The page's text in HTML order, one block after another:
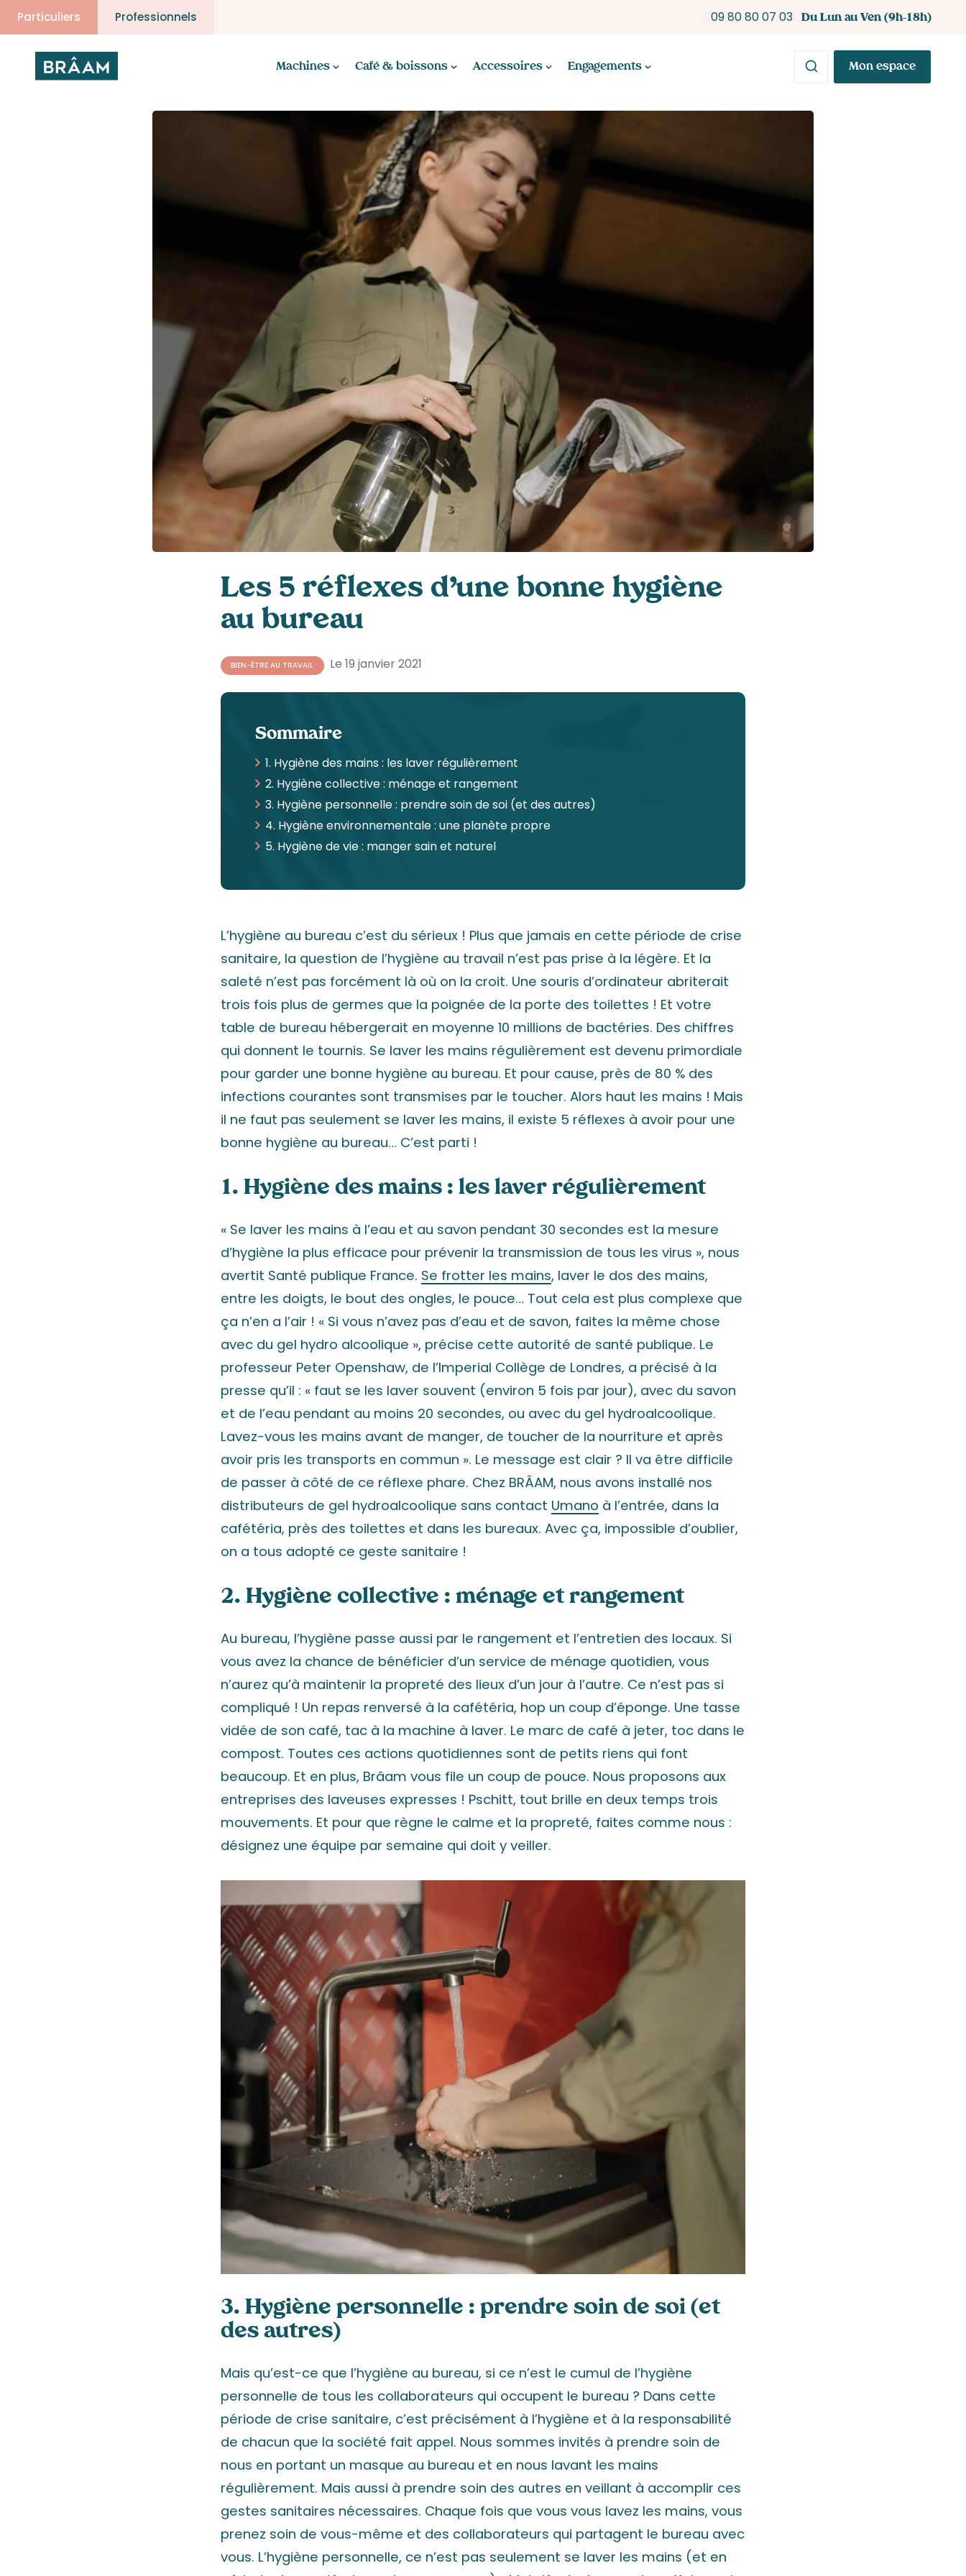
Particuliers Professionnels 09 80 80 07 03 Du Lun au Ven (9h-18h)
Machines Café & boissons Accessoires Engagements Mon espace
Les 5 réflexes d’une bonne hygiène
au bureau
BIEN-ÊTRE AU TRAVAIL Le 19 janvier 2021
Sommaire
1. Hygiène des mains : les laver régulièrement
2. Hygiène collective : ménage et rangement
3. Hygiène personnelle : prendre soin de soi (et des autres)
4. Hygiène environnementale : une planète propre
5. Hygiène de vie : manger sain et naturel
L’hygiène au bureau c’est du sérieux ! Plus que jamais en cette période de crise
sanitaire, la question de l’hygiène au travail n’est pas prise à la légère. Et la
saleté n’est pas forcément là où on la croit. Une souris d’ordinateur abriterait
trois fois plus de germes que la poignée de la porte des toilettes ! Et votre
table de bureau hébergerait en moyenne 10 millions de bactéries. Des chiffres
qui donnent le tournis. Se laver les mains régulièrement est devenu primordiale
pour garder une bonne hygiène au bureau. Et pour cause, près de 80 % des
infections courantes sont transmises par le toucher. Alors haut les mains ! Mais
il ne faut pas seulement se laver les mains, il existe 5 réflexes à avoir pour une
bonne hygiène au bureau… C’est parti !
1. Hygiène des mains : les laver régulièrement
« Se laver les mains à l’eau et au savon pendant 30 secondes est la mesure
d’hygiène la plus efficace pour prévenir la transmission de tous les virus », nous
avertit Santé publique France. Se frotter les mains, laver le dos des mains,
entre les doigts, le bout des ongles, le pouce… Tout cela est plus complexe que
ça n’en a l’air ! « Si vous n’avez pas d’eau et de savon, faites la même chose
avec du gel hydro alcoolique », précise cette autorité de santé publique. Le
professeur Peter Openshaw, de l’Imperial Collège de Londres, a précisé à la
presse qu’il : « faut se les laver souvent (environ 5 fois par jour), avec du savon
et de l’eau pendant au moins 20 secondes, ou avec du gel hydroalcoolique.
Lavez-vous les mains avant de manger, de toucher de la nourriture et après
avoir pris les transports en commun ». Le message est clair ? Il va être difficile
de passer à côté de ce réflexe phare. Chez BRÂAM, nous avons installé nos
distributeurs de gel hydroalcoolique sans contact Umano à l’entrée, dans la
cafétéria, près des toilettes et dans les bureaux. Avec ça, impossible d’oublier,
on a tous adopté ce geste sanitaire !
2. Hygiène collective : ménage et rangement
Au bureau, l’hygiène passe aussi par le rangement et l’entretien des locaux. Si
vous avez la chance de bénéficier d’un service de ménage quotidien, vous
n’aurez qu’à maintenir la propreté des lieux d’un jour à l’autre. Ce n’est pas si
compliqué ! Un repas renversé à la cafétéria, hop un coup d’éponge. Une tasse
vidée de son café, tac à la machine à laver. Le marc de café à jeter, toc dans le
compost. Toutes ces actions quotidiennes sont de petits riens qui font
beaucoup. Et en plus, Brâam vous file un coup de pouce. Nous proposons aux
entreprises des laveuses expresses ! Pschitt, tout brille en deux temps trois
mouvements. Et pour que règne le calme et la propreté, faites comme nous :
désignez une équipe par semaine qui doit y veiller.
3. Hygiène personnelle : prendre soin de soi (et
des autres)
Mais qu’est-ce que l’hygiène au bureau, si ce n’est le cumul de l’hygiène
personnelle de tous les collaborateurs qui occupent le bureau ? Dans cette
période de crise sanitaire, c’est précisément à l’hygiène et à la responsabilité
de chacun que la société fait appel. Nous sommes invités à prendre soin de
nous en portant un masque au bureau et en nous lavant les mains
régulièrement. Mais aussi à prendre soin des autres en veillant à accomplir ces
gestes sanitaires nécessaires. Chaque fois que vous vous lavez les mains, vous
prenez soin de vous-même et des collaborateurs qui partagent le bureau avec
vous. L’hygiène personnelle, ce n’est pas seulement se laver les mains (et en